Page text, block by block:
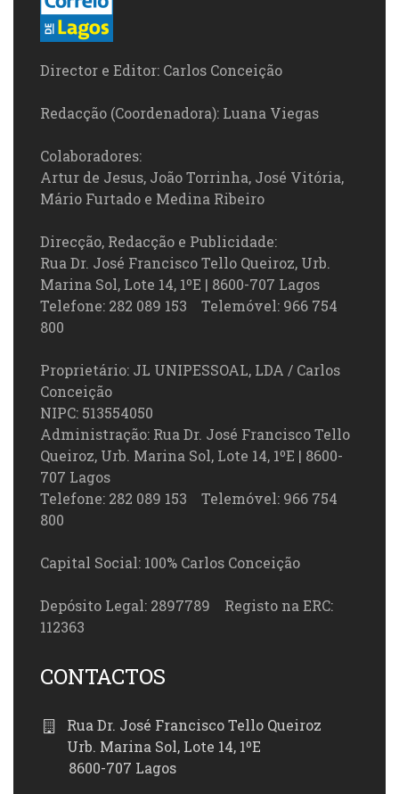
Director e Editor: Carlos Conceição
Redacção (Coordenadora): Luana Viegas
Colaboradores:
Artur de Jesus, João Torrinha, José Vitória,
Mário Furtado e Medina Ribeiro
Direcção, Redacção e Publicidade:
Rua Dr. José Francisco Tello Queiroz, Urb.
Marina Sol, Lote 14, 1ºE | 8600-707 Lagos
Telefone: 282 089 153 Telemóvel: 966 754
800
Proprietário: JL UNIPESSOAL, LDA / Carlos
Conceição
NIPC: 513554050
Administração: Rua Dr. José Francisco Tello
Queiroz, Urb. Marina Sol, Lote 14, 1ºE | 8600-
707 Lagos
Telefone: 282 089 153 Telemóvel: 966 754
800
Capital Social: 100% Carlos Conceição
Depósito Legal: 2897789 Registo na ERC:
112363
CONTACTOS
Rua Dr. José Francisco Tello Queiroz
Urb. Marina Sol, Lote 14, 1ºE
8600-707 Lagos